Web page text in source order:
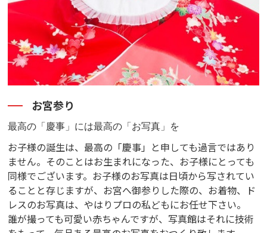
お宮参り
最高の「慶事」には最高の「お写真」を
お子様の誕生は、最高の「慶事」と申しても過言ではあり
ません。そのことはお生まれになった、お子様にとっても
同様でございます。お子様のお写真は日頃から写されてい
ることと存じますが、お宮へ御参りした際の、お着物、ド
レスのお写真は、やはりプロの私どもにお任せ下さい。
誰が撮っても可愛い赤ちゃんですが、写真館はそれに技術